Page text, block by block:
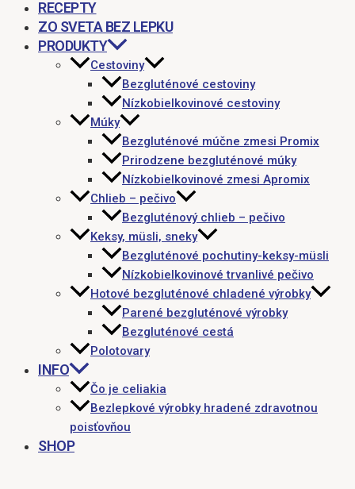
RECEPTY
ZO SVETA BEZ LEPKU
PRODUKTY
Cestoviny
Bezgluténové cestoviny
Nízkobielkovinové cestoviny
Múky
Bezgluténové múčne zmesi Promix
Prirodzene bezgluténové múky
Nízkobielkovinové zmesi Apromix
Chlieb – pečivo
Bezgluténový chlieb – pečivo
Keksy, müsli, sneky
Bezgluténové pochutiny-keksy-müsli
Nízkobielkovinové trvanlivé pečivo
Hotové bezgluténové chladené výrobky
Parené bezgluténové výrobky
Bezgluténové cestá
Polotovary
INFO
Čo je celiakia
Bezlepkové výrobky hradené zdravotnou
poisťovňou
SHOP